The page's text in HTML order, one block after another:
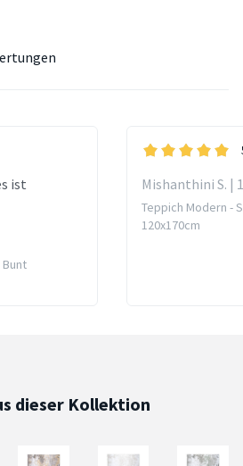
ist
Mishanthini S. |
Teppich Modern -
120x170cm
dieser Kollektion